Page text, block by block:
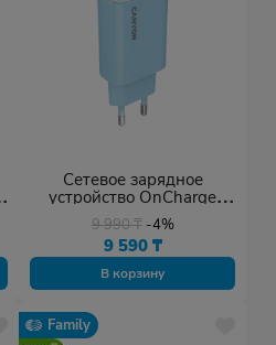
Сетевое зарядное
устройство OnCharge
30CL
9 990₸ -4%
9 590 ₸
В корзину
Family